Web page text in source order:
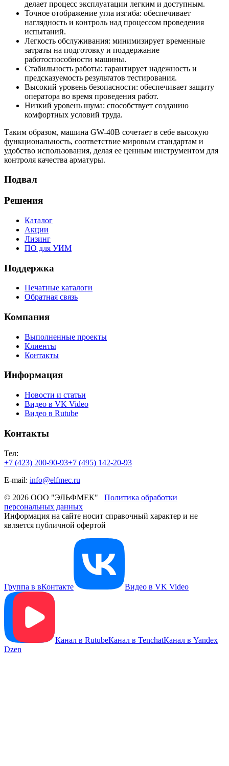
делает процесс эксплуатации легким и доступным.
Точное отображение угла изгиба: обеспечивает
наглядность и контроль над процессом проведения
испытаний.
Легкость обслуживания: минимизирует временные
затраты на подготовку и поддержание
работоспособности машины.
Стабильность работы: гарантирует надежность и
предсказуемость результатов тестирования.
Высокий уровень безопасности: обеспечивает защиту
оператора во время проведения работ.
Низкий уровень шума: способствует созданию
комфортных условий труда.
Таким образом, машина GW-40B сочетает в себе высокую
функциональность, соответствие мировым стандартам и
удобство использования, делая ее ценным инструментом для
контроля качества арматуры.
Подвал
Решения
Каталог
Акции
Лизинг
ПО для УИМ
Поддержка
Печатные каталоги
Обратная связь
Компания
Выполненные проекты
Клиенты
Контакты
Информация
Новости и статьи
Видео в VK Video
Видео в Rutube
Контакты
Тел:
+7 (423) 200-90-93+7 (495) 142-20-93
E-mail: info@elfmec.ru
© 2026 ООО "ЭЛЬФМЕК" Политика обработки
персональных данных
Информация на сайте носит справочный характер и не
является публичной офертой
Группа в вКонтакте Видео в VK Video
Канал в RutubeКанал в TenchatКанал в Yandex
Dzen